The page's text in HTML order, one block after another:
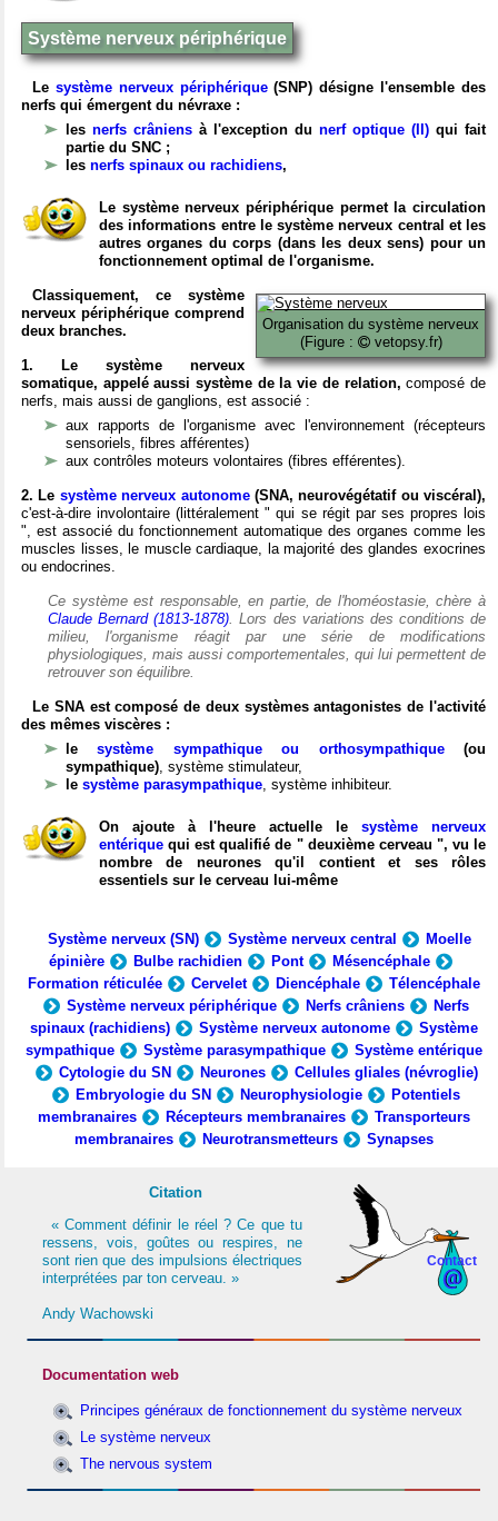
Système nerveux périphérique
Le système nerveux périphérique(SNP) désigne l'ensemble des
nerfs qui émergent du névraxe :
les nerfs crâniens à l'exception du nerf optique (II) qui fait
partie du SNC ;
les nerfs spinaux ou rachidiens,
Le système nerveux périphérique permet la circulation
des informations entre le système nerveux central et les
autres organes du corps (dans les deux sens) pour un
fonctionnement optimal de l'organisme.
Organisation du système nerveux
(Figure :
vetopsy.fr)
Classiquement, ce système
nerveux périphérique comprend
deux branches.
1. Le système nerveux
somatique, appelé aussi système de la vie de relation, composé de
nerfs, mais aussi de ganglions, est associé :
aux rapports de l'organisme avec l'environnement (récepteurs
sensoriels, fibres afférentes)
aux contrôles moteurs volontaires (fibres efférentes).
2. Le système nerveux autonome(SNA, neurovégétatif ou viscéral),
c'est-à-dire involontaire (littéralement " qui se régit par ses propres lois
", est associé du fonctionnement automatique des organes comme les
muscles lisses, le muscle cardiaque, la majorité des glandes exocrines
ou endocrines.
Ce système est responsable, en partie, de l'homéostasie, chère à
Claude Bernard (1813-1878). Lors des variations des conditions de
milieu, l'organisme réagit par une série de modifications
physiologiques, mais aussi comportementales, qui lui permettent de
retrouver son équilibre.
Le SNA est composé de deux systèmes antagonistes de l'activité
des mêmes viscères :
lesystème sympathique ou orthosympathique(ou
sympathique), système stimulateur,
le système parasympathique, système inhibiteur.
On ajoute à l'heure actuelle le système nerveux
entérique qui est qualifié de " deuxième cerveau ", vu le
nombre de neurones qu'il contient et ses rôles
essentiels sur le cerveau lui-même
Système nerveux (SN) Système nerveux central
Moelle
épinière
Bulbe rachidien Pont
Mésencéphale
Formation réticulée
Cervelet Diencéphale
Télencéphale
Système nerveux périphérique
Nerfs crâniens
Nerfs
spinaux (rachidiens)
Système nerveux autonome
Système
sympathique
Système parasympathique
Système entérique
Cytologie du SN
Neurones
Cellules gliales (névroglie)
Embryologie du SN
Neurophysiologie
Potentiels
membranaires
Récepteurs membranaires
Transporteurs
membranaires
Neurotransmetteurs Synapses
Contact
Citation
« Comment définir le réel ? Ce que tu
ressens, vois, goûtes ou respires, ne
sont rien que des impulsions électriques
interprétées par ton cerveau. »
Andy Wachowski
Documentation web
Principes généraux de fonctionnement du système nerveux
Le système nerveux
The nervous system